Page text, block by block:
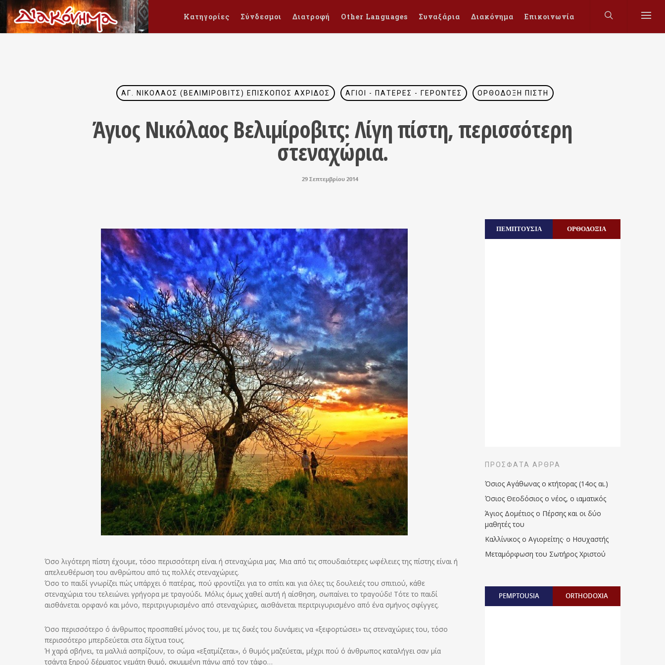
Κατηγορίες Σύνδεσμοι Διατροφή Other Languages Συναξάρια Διακόνημα Επικοινωνία
ΆΓ. ΝΙΚΌΛΑΟΣ (ΒΕΛΙΜΊΡΟΒΙΤΣ) ΕΠΊΣΚΟΠΟΣ ΑΧΡΊΔΟΣ ΆΓΙΟΙ - ΠΑΤΈΡΕΣ - ΓΈΡΟΝΤΕΣ ΟΡΘΌΔΟΞΗ ΠΊΣΤΗ
Άγιος Νικόλαος Βελιμίροβιτς: Λίγη πίστη, περισσότερη
στεναχώρια.
29 Σεπτεμβρίου 2014
Όσο λιγότερη πίστη έχουμε, τόσο περισσότερη είναι ή στεναχώρια μας. Μια από τις σπουδαιότερες ωφέλειες της πίστης είναι ή
απελευθέρωση του ανθρώπου από τις πολλές στεναχώριες.
Όσο το παιδί γνωρίζει πώς υπάρχει ό πατέρας, πού φροντίζει για το σπίτι και για όλες τις δουλειές του σπιτιού, κάθε
στεναχώρια του τελειώνει γρήγορα με τραγούδι. Μόλις όμως χαθεί αυτή ή αίσθηση, σωπαίνει το τραγούδι! Τότε το παιδί
αισθάνεται ορφανό και μόνο, περιτριγυρισμένο από στεναχώριες, αισθάνεται περιτριγυρισμένο από ένα σμήνος σφίγγες.
Όσο περισσότερο ό άνθρωπος προσπαθεί μόνος του, με τις δικές του δυνάμεις να «ξεφορτώσει» τις στεναχώριες του, τόσο
περισσότερο μπερδεύεται στα δίχτυα τους.
Ή χαρά σβήνει, τα μαλλιά ασπρίζουν, το σώμα «εξατμίζεται», ό θυμός μαζεύεται, μέχρι πού ό άνθρωπος καταλήγει σαν μία
τσάντα ξηρού δέρματος γεμάτη θυμό, σκυμμένη πάνω από τον τάφο…
ΠΕΜΠΤΟΥΣΙΑ ΟΡΘΟΔΟΞΙΑ
ΠΡΌΣΦΑΤΑ ΆΡΘΡΑ
Όσιος Αγάθωνας ο κτήτορας (14ος αι.)
Όσιος Θεοδόσιος ο νέος, ο ιαματικός
Άγιος Δομέτιος ο Πέρσης και οι δύο
μαθητές του
Καλλίνικος ο Αγιορείτης · ο Ησυχαστής
Μεταμόρφωση του Σωτήρος Χριστού
PEMPTOUSIA ORTHODOXIA